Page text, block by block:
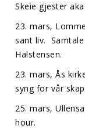
Skeie gjester
23. mars,
sant liv.
Halstensen.
23. mars, Ås
syng for vår
25. mars,
hour.